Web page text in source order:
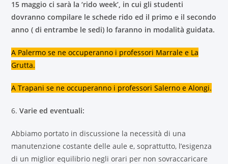
15 maggio ci sarà la ‘rido week’, in cui gli studenti
dovranno compilare le schede rido ed il primo e il secondo
anno ( di entrambe le sedi) lo faranno in modalità guidata.
A Palermo se ne occuperanno i professori Marrale e La
Grutta.
A Trapani se ne occuperanno i professori Salerno e Alongi.
6.Varie ed eventuali:
Abbiamo portato in discussione la necessità di una
manutenzione costante delle aule e, soprattutto, l’esigenza
di un miglior equilibrio negli orari per non sovraccaricare